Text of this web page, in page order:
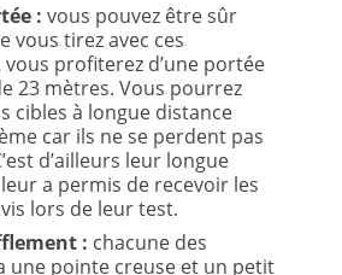
: vous pouvez être sûr
vous tirez avec ces
profiterez d’une portée
23 mètres. Vous pourrez
cibles à longue distance
car ils ne se perdent pas
d’ailleurs leur longue
a permis de recevoir les
lors de leur test.
: chacune des
une pointe creuse et un petit